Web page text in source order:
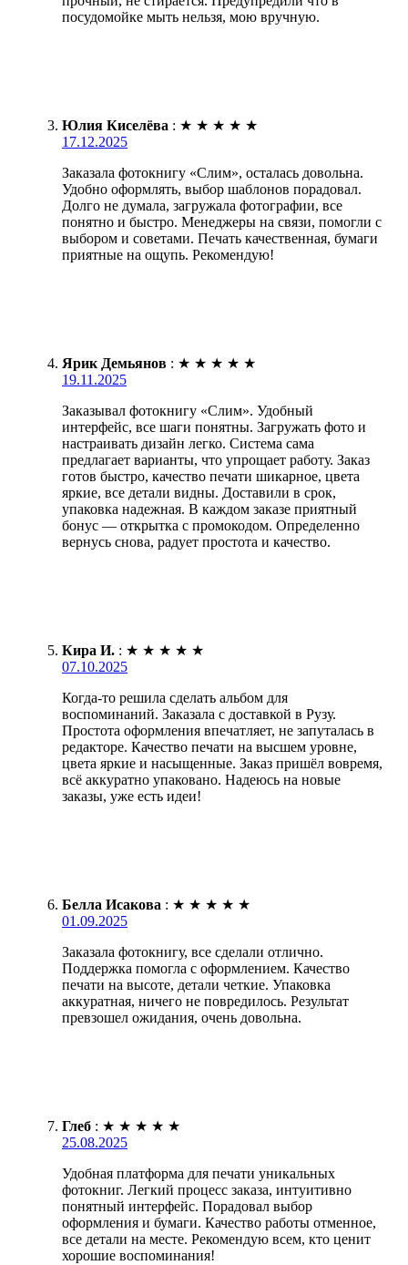
посудомойке мыть нельзя, мою вручную.
Юлия Киселёва : ★ ★ ★ ★ ★
17.12.2025
Заказала фотокнигу «Слим», осталась довольна.
Удобно оформлять, выбор шаблонов порадовал.
Долго не думала, загружала фотографии, все
понятно и быстро. Менеджеры на связи, помогли с
выбором и советами. Печать качественная, бумаги
приятные на ощупь. Рекомендую!
Ярик Демьянов : ★ ★ ★ ★ ★
19.11.2025
Заказывал фотокнигу «Слим». Удобный
интерфейс, все шаги понятны. Загружать фото и
настраивать дизайн легко. Система сама
предлагает варианты, что упрощает работу. Заказ
готов быстро, качество печати шикарное, цвета
яркие, все детали видны. Доставили в срок,
упаковка надежная. В каждом заказе приятный
бонус — открытка с промокодом. Определенно
вернусь снова, радует простота и качество.
Кира И. : ★ ★ ★ ★ ★
07.10.2025
Когда-то решила сделать альбом для
воспоминаний. Заказала с доставкой в Рузу.
Простота оформления впечатляет, не запуталась в
редакторе. Качество печати на высшем уровне,
цвета яркие и насыщенные. Заказ пришёл вовремя,
всё аккуратно упаковано. Надеюсь на новые
заказы, уже есть идеи!
Белла Исакова : ★ ★ ★ ★ ★
01.09.2025
Заказала фотокнигу, все сделали отлично.
Поддержка помогла с оформлением. Качество
печати на высоте, детали четкие. Упаковка
аккуратная, ничего не повредилось. Результат
превзошел ожидания, очень довольна.
Глеб : ★ ★ ★ ★ ★
25.08.2025
Удобная платформа для печати уникальных
фотокниг. Легкий процесс заказа, интуитивно
понятный интерфейс. Порадовал выбор
оформления и бумаги. Качество работы отменное,
все детали на месте. Рекомендую всем, кто ценит
хорошие воспоминания!